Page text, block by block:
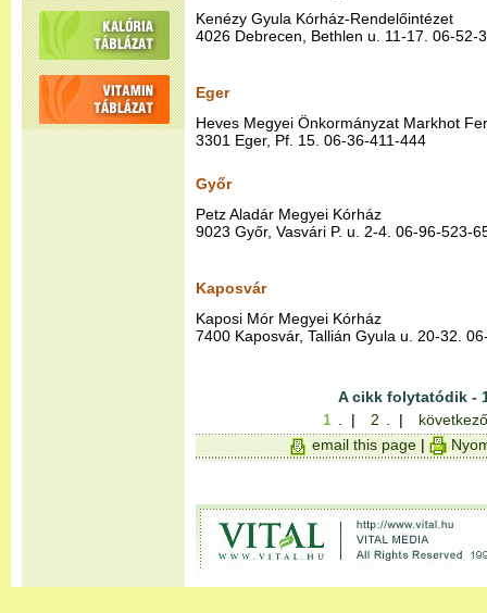
Kenézy Gyula Kórház-Rendelőintézet
4026 Debrecen, Bethlen u. 11-17. 06-52-
Eger
Heves Megyei Önkormányzat Markhot
3301 Eger, Pf. 15. 06-36-411-444
Győr
Petz Aladár Megyei Kórház
9023 Győr, Vasvári P. u. 2-4. 06-96-523-
Kaposvár
Kaposi Mór Megyei Kórház
7400 Kaposvár, Tallián Gyula u. 20-32.
A cikk folytatódik -
1
. | 2 . |
email this page |